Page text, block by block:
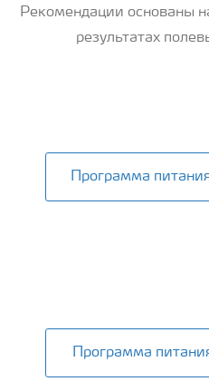
Рекомендации основаны
результатах
Программа
Программа